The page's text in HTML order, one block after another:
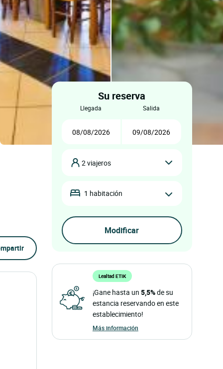
Su reserva
llegada salida
2 viajeros
1 habitación
Lealtad ETIK
¡Gane hasta un 5,5%de su
estancia reservando en este
establecimiento!
Más información